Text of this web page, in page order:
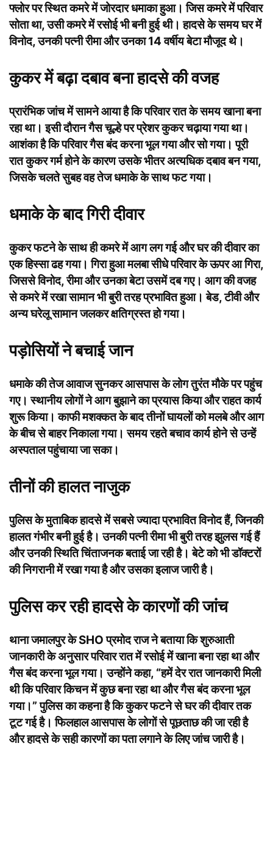
फ्लोर पर स्थित कमरे में जोरदार धमाका हुआ। जिस कमरे में परिवार
सोता था, उसी कमरे में रसोई भी बनी हुई थी। हादसे के समय घर में
विनोद, उनकी पत्नी रीमा और उनका 14 वर्षीय बेटा मौजूद थे।
कुकर में बढ़ा दबाव बना हादसे की वजह
प्रारंभिक जांच में सामने आया है कि परिवार रात के समय खाना बना
रहा था। इसी दौरान गैस चूल्हे पर प्रेशर कुकर चढ़ाया गया था।
आशंका है कि परिवार गैस बंद करना भूल गया और सो गया। पूरी
रात कुकर गर्म होने के कारण उसके भीतर अत्यधिक दबाव बन गया,
जिसके चलते सुबह वह तेज धमाके के साथ फट गया।
धमाके के बाद गिरी दीवार
कुकर फटने के साथ ही कमरे में आग लग गई और घर की दीवार का
एक हिस्सा ढह गया। गिरा हुआ मलबा सीधे परिवार के ऊपर आ गिरा,
जिससे विनोद, रीमा और उनका बेटा उसमें दब गए। आग की वजह
से कमरे में रखा सामान भी बुरी तरह प्रभावित हुआ। बेड, टीवी और
अन्य घरेलू सामान जलकर क्षतिग्रस्त हो गया।
पड़ोसियों ने बचाई जान
धमाके की तेज आवाज सुनकर आसपास के लोग तुरंत मौके पर पहुंच
गए। स्थानीय लोगों ने आग बुझाने का प्रयास किया और राहत कार्य
शुरू किया। काफी मशक्कत के बाद तीनों घायलों को मलबे और आग
के बीच से बाहर निकाला गया। समय रहते बचाव कार्य होने से उन्हें
अस्पताल पहुंचाया जा सका।
तीनों की हालत नाजुक
पुलिस के मुताबिक हादसे में सबसे ज्यादा प्रभावित विनोद हैं, जिनकी
हालत गंभीर बनी हुई है। उनकी पत्नी रीमा भी बुरी तरह झुलस गई हैं
और उनकी स्थिति चिंताजनक बताई जा रही है। बेटे को भी डॉक्टरों
की निगरानी में रखा गया है और उसका इलाज जारी है।
पुलिस कर रही हादसे के कारणों की जांच
थाना जमालपुर के SHO प्रमोद राज ने बताया कि शुरुआती
जानकारी के अनुसार परिवार रात में रसोई में खाना बना रहा था और
गैस बंद करना भूल गया। उन्होंने कहा, “हमें देर रात जानकारी मिली
थी कि परिवार किचन में कुछ बना रहा था और गैस बंद करना भूल
गया।” पुलिस का कहना है कि कुकर फटने से घर की दीवार तक
टूट गई है। फिलहाल आसपास के लोगों से पूछताछ की जा रही है
और हादसे के सही कारणों का पता लगाने के लिए जांच जारी है।